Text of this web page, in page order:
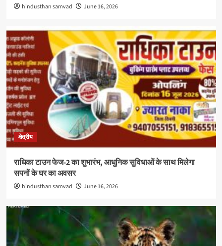
hindusthan samvad June 16, 2026
क्षेत्रीय
राधिका टाउन फेज-2 का शुभारंभ, आधुनिक सुविधाओं के साथ मिलेगा
सपनों के घर का अवसर
hindusthan samvad June 16, 2026